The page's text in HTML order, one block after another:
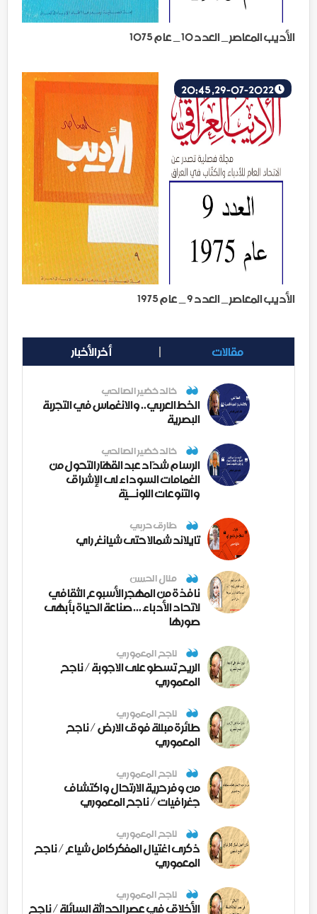
الأديب المعاصر _ العدد 10 _ عام 1075
الأديب المعاصر _ العدد 9 _ عام 1975
مقالات أخر الأخبار
خالد خضير الصالحي
الخط العربي.. والانغماس في التجربة
البصرية
خالد خضير الصالحي
الرسام شدّاد عبد القهّار التحول من
الغمامات السوداء لى الإشراق
والتنوعات اللونــيّة
طارق حربي
تايلاند شمالا حتى شيانغ راي
منال الحسن
نافذة من المهجر الأسبوع الثقافي
لاتحاد الأدباء ... صناعة الحياة بأبهى
صورها
ناجح المعموري
الريح تسطو على الاجوبة / ناجح
المعموري
ناجح المعموري
طائرة مبللة فوق الارض / ناجح
المعموري
ناجح المعموري
من وفر حرية الارتحال واكتشاف
جغرافيات / ناجح المعموري
ناجح المعموري
ذكرى اغتيال المفكر كامل شياع / ناجح
المعموري
ناجح المعموري
الأخلاق في عصر الحداثة السائلة / ناجح